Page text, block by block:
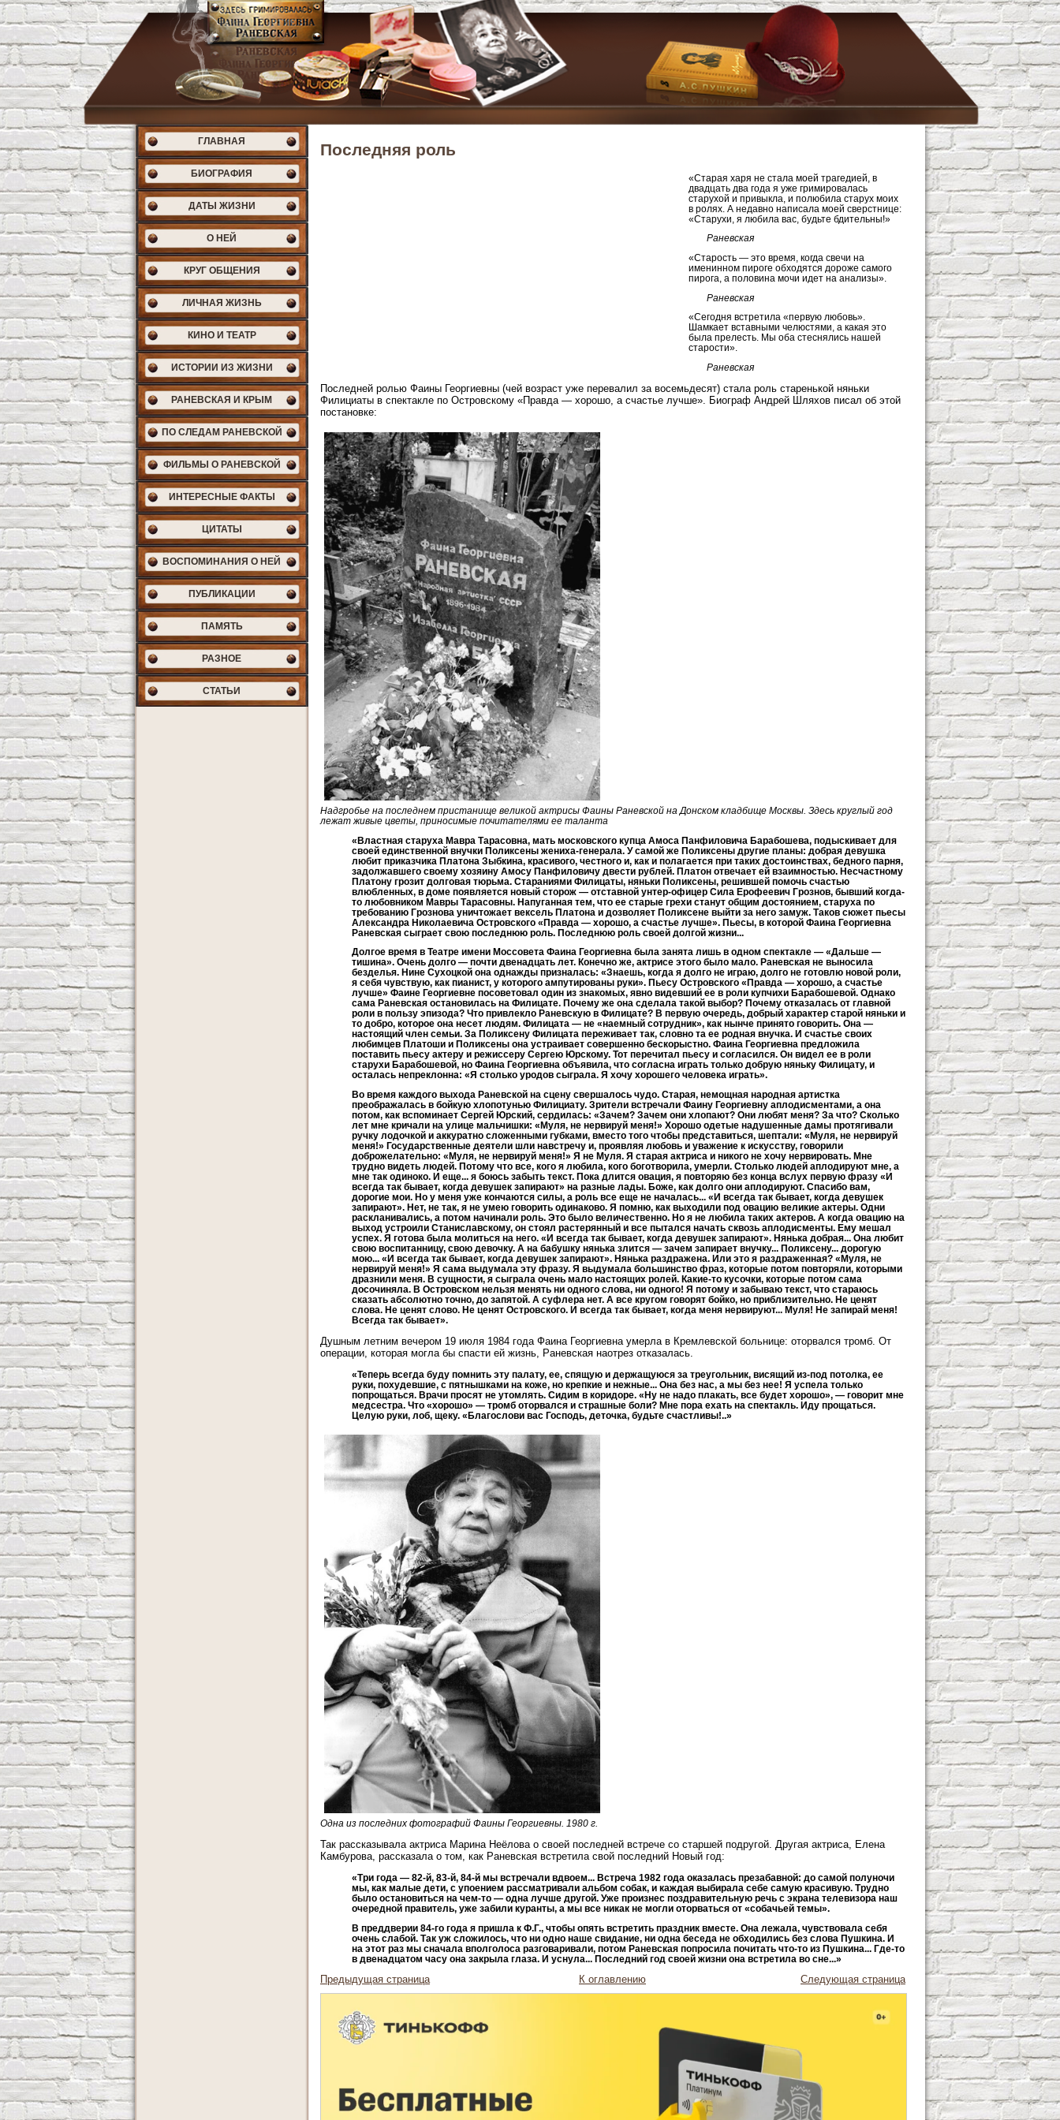
ГЛАВНАЯ
БИОГРАФИЯ
ДАТЫ ЖИЗНИ
О НЕЙ
КРУГ ОБЩЕНИЯ
ЛИЧНАЯ ЖИЗНЬ
КИНО И ТЕАТР
ИСТОРИИ ИЗ ЖИЗНИ
РАНЕВСКАЯ И КРЫМ
ПО СЛЕДАМ РАНЕВСКОЙ
ФИЛЬМЫ О РАНЕВСКОЙ
ИНТЕРЕСНЫЕ ФАКТЫ
ЦИТАТЫ
ВОСПОМИНАНИЯ О НЕЙ
ПУБЛИКАЦИИ
ПАМЯТЬ
РАЗНОЕ
СТАТЬИ
Последняя роль
«Старая харя не стала моей трагедией, в
двадцать два года я уже гримировалась
старухой и привыкла, и полюбила старух моих
в ролях. А недавно написала моей сверстнице:
«Старухи, я любила вас, будьте бдительны!»
Раневская
«Старость — это время, когда свечи на
именинном пироге обходятся дороже самого
пирога, а половина мочи идет на анализы».
Раневская
«Сегодня встретила «первую любовь».
Шамкает вставными челюстями, а какая это
была прелесть. Мы оба стеснялись нашей
старости».
Раневская
Последней ролью Фаины Георгиевны (чей возраст уже перевалил за восемьдесят) стала роль старенькой няньки
Филициаты в спектакле по Островскому «Правда — хорошо, а счастье лучше». Биограф Андрей Шляхов писал об этой
постановке:
Надгробье на последнем пристанище великой актрисы Фаины Раневской на Донском кладбище Москвы. Здесь круглый год
лежат живые цветы, приносимые почитателями ее таланта
«Властная старуха Мавра Тарасовна, мать московского купца Амоса Панфиловича Барабошева, подыскивает для
своей единственной внучки Поликсены жениха-генерала. У самой же Поликсены другие планы: добрая девушка
любит приказчика Платона Зыбкина, красивого, честного и, как и полагается при таких достоинствах, бедного парня,
задолжавшего своему хозяину Амосу Панфиловичу двести рублей. Платон отвечает ей взаимностью. Несчастному
Платону грозит долговая тюрьма. Стараниями Филицаты, няньки Поликсены, решившей помочь счастью
влюбленных, в доме появляется новый сторож — отставной унтер-офицер Сила Ерофеевич Грознов, бывший когда-
то любовником Мавры Тарасовны. Напуганная тем, что ее старые грехи станут общим достоянием, старуха по
требованию Грознова уничтожает вексель Платона и дозволяет Поликсене выйти за него замуж. Таков сюжет пьесы
Александра Николаевича Островского «Правда — хорошо, а счастье лучше». Пьесы, в которой Фаина Георгиевна
Раневская сыграет свою последнюю роль. Последнюю роль своей долгой жизни...
Долгое время в Театре имени Моссовета Фаина Георгиевна была занята лишь в одном спектакле — «Дальше —
тишина». Очень долго — почти двенадцать лет. Конечно же, актрисе этого было мало. Раневская не выносила
безделья. Нине Сухоцкой она однажды призналась: «Знаешь, когда я долго не играю, долго не готовлю новой роли,
я себя чувствую, как пианист, у которого ампутированы руки». Пьесу Островского «Правда — хорошо, а счастье
лучше» Фаине Георгиевне посоветовал один из знакомых, явно видевший ее в роли купчихи Барабошевой. Однако
сама Раневская остановилась на Филицате. Почему же она сделала такой выбор? Почему отказалась от главной
роли в пользу эпизода? Что привлекло Раневскую в Филицате? В первую очередь, добрый характер старой няньки и
то добро, которое она несет людям. Филицата — не «наемный сотрудник», как нынче принято говорить. Она —
настоящий член семьи. За Поликсену Филицата переживает так, словно та ее родная внучка. И счастье своих
любимцев Платоши и Поликсены она устраивает совершенно бескорыстно. Фаина Георгиевна предложила
поставить пьесу актеру и режиссеру Сергею Юрскому. Тот перечитал пьесу и согласился. Он видел ее в роли
старухи Барабошевой, но Фаина Георгиевна объявила, что согласна играть только добрую няньку Филицату, и
осталась непреклонна: «Я столько уродов сыграла. Я хочу хорошего человека играть».
Во время каждого выхода Раневской на сцену свершалось чудо. Старая, немощная народная артистка
преображалась в бойкую хлопотунью Филициату. Зрители встречали Фаину Георгиевну аплодисментами, а она
потом, как вспоминает Сергей Юрский, сердилась: «Зачем? Зачем они хлопают? Они любят меня? За что? Сколько
лет мне кричали на улице мальчишки: «Муля, не нервируй меня!» Хорошо одетые надушенные дамы протягивали
ручку лодочкой и аккуратно сложенными губками, вместо того чтобы представиться, шептали: «Муля, не нервируй
меня!» Государственные деятели шли навстречу и, проявляя любовь и уважение к искусству, говорили
доброжелательно: «Муля, не нервируй меня!» Я не Муля. Я старая актриса и никого не хочу нервировать. Мне
трудно видеть людей. Потому что все, кого я любила, кого боготворила, умерли. Столько людей аплодируют мне, а
мне так одиноко. И еще... я боюсь забыть текст. Пока длится овация, я повторяю без конца вслух первую фразу «И
всегда так бывает, когда девушек запирают» на разные лады. Боже, как долго они аплодируют. Спасибо вам,
дорогие мои. Но у меня уже кончаются силы, а роль все еще не началась... «И всегда так бывает, когда девушек
запирают». Нет, не так, я не умею говорить одинаково. Я помню, как выходили под овацию великие актеры. Одни
раскланивались, а потом начинали роль. Это было величественно. Но я не любила таких актеров. А когда овацию на
выход устроили Станиславскому, он стоял растерянный и все пытался начать сквозь аплодисменты. Ему мешал
успех. Я готова была молиться на него. «И всегда так бывает, когда девушек запирают». Нянька добрая... Она любит
свою воспитанницу, свою девочку. А на бабушку нянька злится — зачем запирает внучку... Поликсену... дорогую
мою... «И всегда так бывает, когда девушек запирают». Нянька раздражена. Или это я раздраженная? «Муля, не
нервируй меня!» Я сама выдумала эту фразу. Я выдумала большинство фраз, которые потом повторяли, которыми
дразнили меня. В сущности, я сыграла очень мало настоящих ролей. Какие-то кусочки, которые потом сама
досочиняла. В Островском нельзя менять ни одного слова, ни одного! Я потому и забываю текст, что стараюсь
сказать абсолютно точно, до запятой. А суфлера нет. А все кругом говорят бойко, но приблизительно. Не ценят
слова. Не ценят слово. Не ценят Островского. И всегда так бывает, когда меня нервируют... Муля! Не запирай меня!
Всегда так бывает».
Душным летним вечером 19 июля 1984 года Фаина Георгиевна умерла в Кремлевской больнице: оторвался тромб. От
операции, которая могла бы спасти ей жизнь, Раневская наотрез отказалась.
«Теперь всегда буду помнить эту палату, ее, спящую и держащуюся за треугольник, висящий из-под потолка, ее
руки, похудевшие, с пятнышками на коже, но крепкие и нежные... Она без нас, а мы без нее! Я успела только
попрощаться. Врачи просят не утомлять. Сидим в коридоре. «Ну не надо плакать, все будет хорошо», — говорит мне
медсестра. Что «хорошо» — тромб оторвался и страшные боли? Мне пора ехать на спектакль. Иду прощаться.
Целую руки, лоб, щеку. «Благослови вас Господь, деточка, будьте счастливы!..»
Одна из последних фотографий Фаины Георгиевны. 1980 г.
Так рассказывала актриса Марина Неёлова о своей последней встрече со старшей подругой. Другая актриса, Елена
Камбурова, рассказала о том, как Раневская встретила свой последний Новый год:
«Три года — 82-й, 83-й, 84-й мы встречали вдвоем... Встреча 1982 года оказалась презабавной: до самой полуночи
мы, как малые дети, с упоением рассматривали альбом собак, и каждая выбирала себе самую красивую. Трудно
было остановиться на чем-то — одна лучше другой. Уже произнес поздравительную речь с экрана телевизора наш
очередной правитель, уже забили куранты, а мы все никак не могли оторваться от «собачьей темы».
В преддверии 84-го года я пришла к Ф.Г., чтобы опять встретить праздник вместе. Она лежала, чувствовала себя
очень слабой. Так уж сложилось, что ни одно наше свидание, ни одна беседа не обходились без слова Пушкина. И
на этот раз мы сначала вполголоса разговаривали, потом Раневская попросила почитать что-то из Пушкина... Где-то
в двенадцатом часу она закрыла глаза. И уснула... Последний год своей жизни она встретила во сне...»
Предыдущая страница К оглавлению Следующая страница